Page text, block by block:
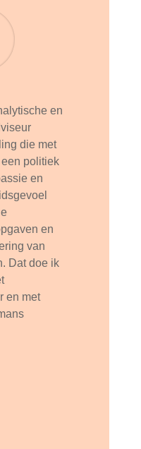
en
die met
een politiek
en
en
van
Dat doe ik
en met